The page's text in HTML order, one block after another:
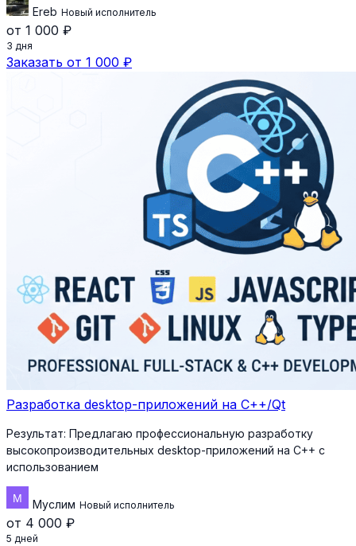
Ereb Новый исполнитель
от 1 000 ₽
3 дня
Заказать от 1 000 ₽
Разработка desktop-приложений на C++/Qt
Результат: Предлагаю профессиональную разработку
высокопроизводительных desktop-приложений на C++ с
использованием
Муслим Новый исполнитель
от 4 000 ₽
5 дней